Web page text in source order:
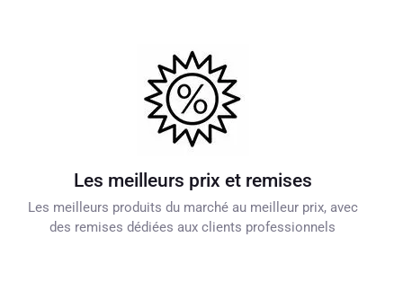
Les meilleurs prix et remises
Les meilleurs produits du marché au meilleur prix, avec
des remises dédiées aux clients professionnels